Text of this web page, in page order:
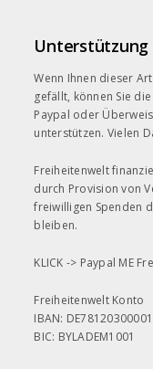
Unterstützung
Wenn Ihnen dieser
gefällt, können Sie
Paypal oder
unterstützen. Vielen
Freiheitenwelt
durch Provision von
freiwilligen Spenden
bleiben.
KLICK -> Paypal ME
Freiheitenwelt Konto
IBAN:
BIC: BYLADEM1001